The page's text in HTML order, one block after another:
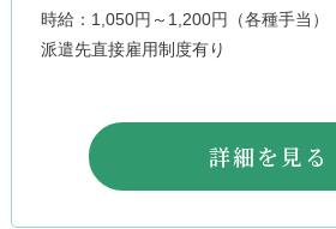
時給：1,050円～1,200円（各種手当）
派遣先直接雇用制度有り
詳細を見る